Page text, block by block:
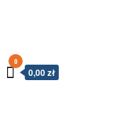
0
0,00 zł